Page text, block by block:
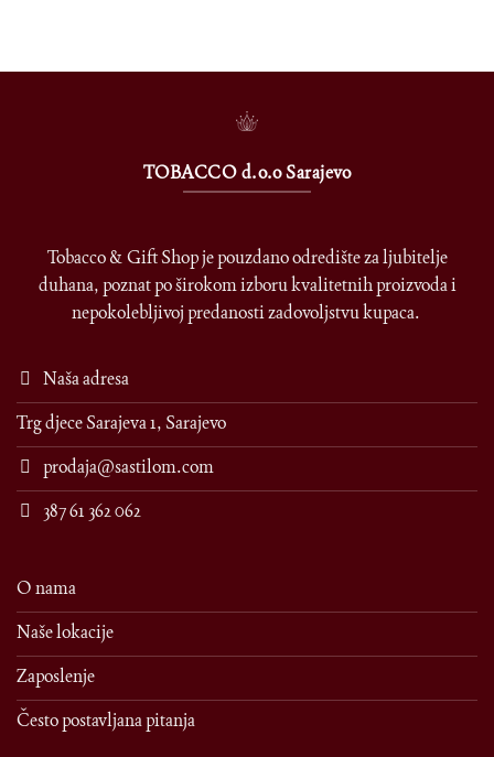
TOBACCO d.o.o Sarajevo
Tobacco & Gift Shop je pouzdano odredište za ljubitelje
duhana, poznat po širokom izboru kvalitetnih proizvoda i
nepokolebljivoj predanosti zadovoljstvu kupaca.
Naša adresa
Trg djece Sarajeva 1, Sarajevo
prodaja@sastilom.com
387 61 362 062
O nama
Naše lokacije
Zaposlenje
Često postavljana pitanja